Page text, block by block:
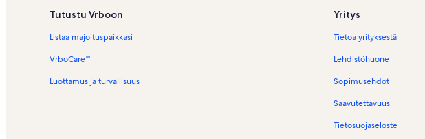
m
m
j
t
Tutustu Vrboon
Listaa majoituspaikkasi
VrboCare™
Luottamus ja turvallisuus
Yritys
Tietoa yrityksestä
Lehdistöhuone
Sopimusehdot
Saavutettavuus
Tietosuojaseloste